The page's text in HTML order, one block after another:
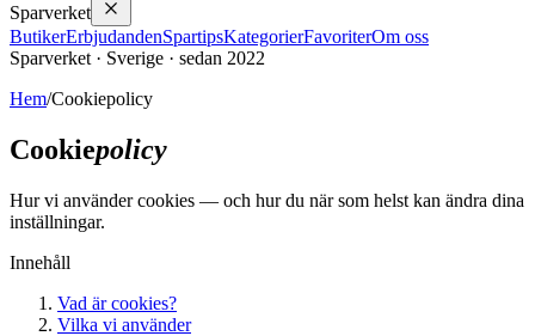
Sparverket
ButikerErbjudandenSpartipsKategorierFavoriterOm oss
Sparverket · Sverige · sedan 2022
Hem/Cookiepolicy
Cookiepolicy
Hur vi använder cookies — och hur du när som helst kan ändra dina
inställningar.
Innehåll
Vad är cookies?
Vilka vi använder